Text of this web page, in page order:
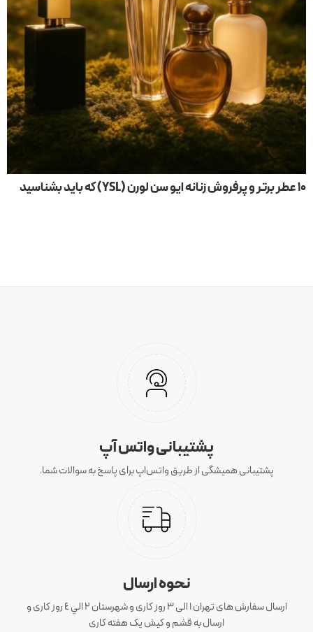
۱۰ عطر برتر و پرفروش زنانه ایو سن لورن (YSL) که باید بشناسید
پشتیبانی واتس آپ
پشتیبانی همیشگی از طریق واتس‌اپ برای پاسخ به سوالات شما.
نحوه ارسال
ارسال سفارش های تهران 1 الی 3 روز کاری و شهرستان ٢ الي ٤ روز کاری و
ارسال به قشم و کیش یک هفته کاری